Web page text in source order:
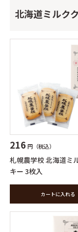
北海道ミルク
216 円（税込）
札幌農学校 北海道ミ
キー 3枚入
カートに入れる